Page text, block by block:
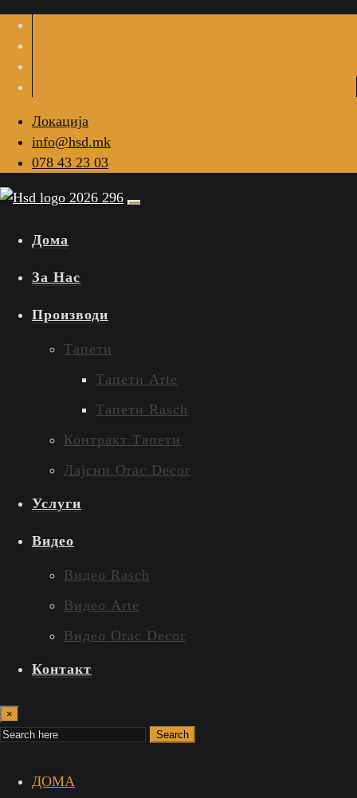
Локација
info@hsd.mk
078 43 23 03
Дома
За Нас
Производи
Тапети
Тапети Arte
Тапети Rasch
Контракт Тапети
Лајсни Orac Decor
Услуги
Видео
Видео Rasch
Видео Arte
Видео Orac Decor
Контакт
×
Search
ДОМА